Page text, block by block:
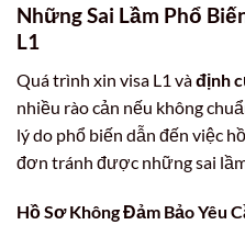
Những Sai Lầm Phổ
L1
Quá trình xin visa L1 vàđịnh
nhiều rào cản nếu không
lý do phổ biến dẫn đến việc
đơn tránh được những sai
Hồ Sơ Không Đảm Bảo Yêu